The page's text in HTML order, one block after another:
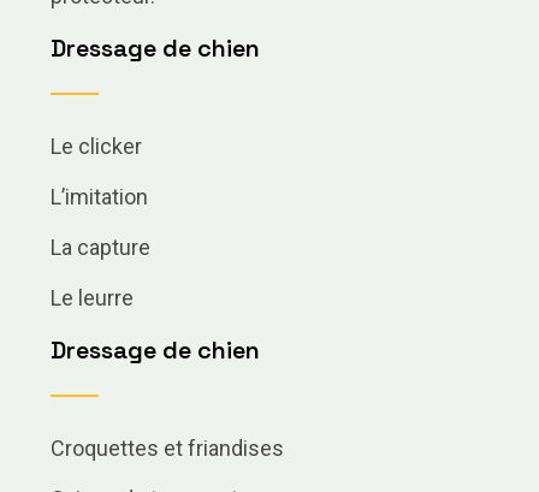
Dressage de chien
Le clicker
L’imitation
La capture
Le leurre
Dressage de chien
Croquettes et friandises